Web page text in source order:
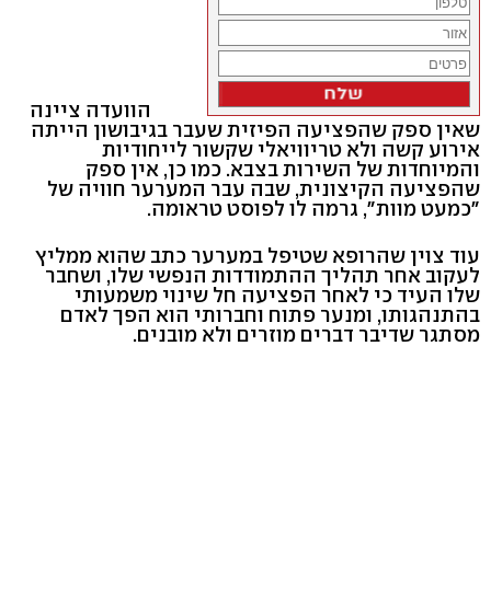
הוועדה ציינה
שאין ספק שהפציעה הפיזית שעבר בגיבושון הייתה
אירוע קשה ולא טריוויאלי שקשור לייחודיות
והמיוחדות של השירות בצבא. כמו כן, אין ספק
שהפציעה הקיצונית, שבה עבר המערער חוויה של
"כמעט מוות", גרמה לו לפוסט טראומה.
עוד צוין שהרופא שטיפל במערער כתב שהוא ממליץ
לעקוב אחר תהליך ההתמודדות הנפשי שלו, ושחבר
שלו העיד כי לאחר הפציעה חל שינוי משמעותי
בהתנהגותו, ומנער פתוח וחברותי הוא הפך לאדם
מסתגר שדיבר דברים מוזרים ולא מובנים.